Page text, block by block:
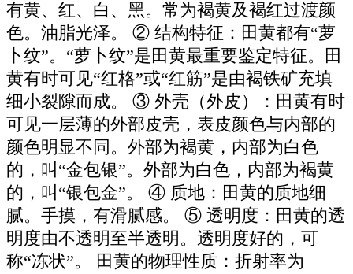
有黄、红、白、黑。常为褐黄及褐红过渡颜
色。油脂光泽。 ② 结构特征：田黄都有“萝
卜纹”。“萝卜纹”是田黄最重要鉴定特征。田
黄有时可见“红格”或“红筋”是由褐铁矿充填
细小裂隙而成。 ③ 外壳（外皮）：田黄有时
可见一层薄的外部皮壳，表皮颜色与内部的
颜色明显不同。外部为褐黄，内部为白色
的，叫“金包银”。外部为白色，内部为褐黄
的，叫“银包金”。 ④ 质地：田黄的质地细
腻。手摸，有滑腻感。 ⑤ 透明度：田黄的透
明度由不透明至半透明。透明度好的，可
称“冻状”。 田黄的物理性质：折射率为